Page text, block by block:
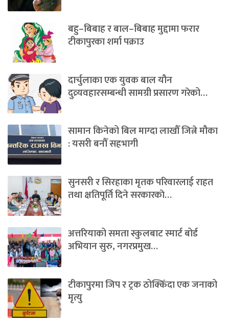
बहु–बिबाह र बाल–बिबाह मुद्दामा फरार
टीकापुरका शर्मा पक्राउ
दार्चुलाका एक युवक बाल यौन
दुव्र्यवहारसम्बन्धी सामग्री प्रसारण गरेको…
सामान किनेको बिल माग्दा लाखौँ जित्ने मौका
: यसरी बनौँ सहभागी
सुनसरी र सिरहाका मृतक परिवारलाई राहत
तथा क्षतिपूर्ति दिने सरकारकाे…
अत्तरियाको समता स्कुलबाट स्मार्ट बोर्ड
अभियान सुरु, नगरप्रमुख…
टीकापुरमा जिप र ट्रक ठोक्किँदा एक जनाको
मृत्यु